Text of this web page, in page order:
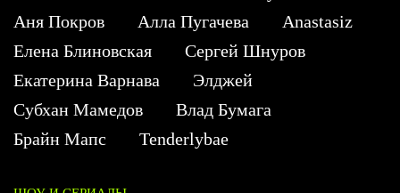
Аня Покров
Алла Пугачева
Anastasiz
Елена Блиновская
Сергей Шнуров
Екатерина Варнава
Элджей
Субхан Мамедов
Влад Бумага
Брайн Мапс
Tenderlybae